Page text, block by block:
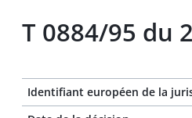
T 0884/95 du
Identifiant européen de la